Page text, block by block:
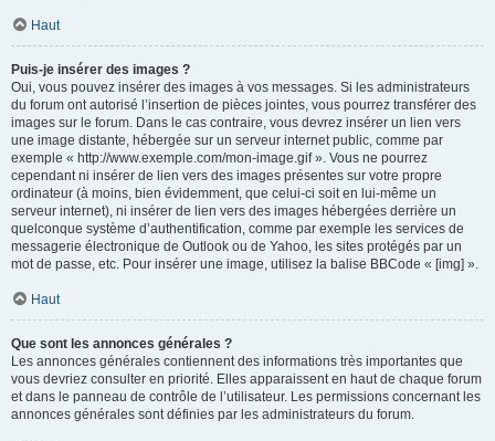
Haut
Puis-je insérer des images ?
Oui, vous pouvez insérer des images à vos messages. Si les administrateurs
du forum ont autorisé l’insertion de pièces jointes, vous pourrez transférer des
images sur le forum. Dans le cas contraire, vous devrez insérer un lien vers
une image distante, hébergée sur un serveur internet public, comme par
exemple « http://www.exemple.com/mon-image.gif ». Vous ne pourrez
cependant ni insérer de lien vers des images présentes sur votre propre
ordinateur (à moins, bien évidemment, que celui-ci soit en lui-même un
serveur internet), ni insérer de lien vers des images hébergées derrière un
quelconque système d’authentification, comme par exemple les services de
messagerie électronique de Outlook ou de Yahoo, les sites protégés par un
mot de passe, etc. Pour insérer une image, utilisez la balise BBCode « [img] ».
Haut
Que sont les annonces générales ?
Les annonces générales contiennent des informations très importantes que
vous devriez consulter en priorité. Elles apparaissent en haut de chaque forum
et dans le panneau de contrôle de l’utilisateur. Les permissions concernant les
annonces générales sont définies par les administrateurs du forum.